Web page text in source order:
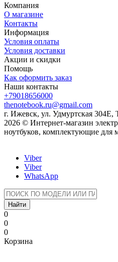
Компания
О магазине
Контакты
Информация
Условия оплаты
Условия доставки
Акции и скидки
Помощь
Как оформить заказ
Наши контакты
+79018656000
thenotebook.ru@gmail.com
г. Ижевск, ул. Удмуртская
2026 © Интернет-магазин
ноутбуков, комплектующие
Viber
Viber
WhatsApp
Найти
0
0
0
Корзина